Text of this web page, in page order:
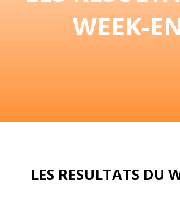
WEEK-
LES RESULTATS DU